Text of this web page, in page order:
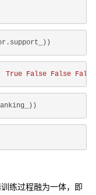
True False False False
练过程融为一体，即